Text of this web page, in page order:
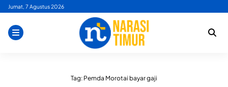
Skip
content
Jumat, 7 Agustus 2026
Tag: Pemda Morotai bayar gaji